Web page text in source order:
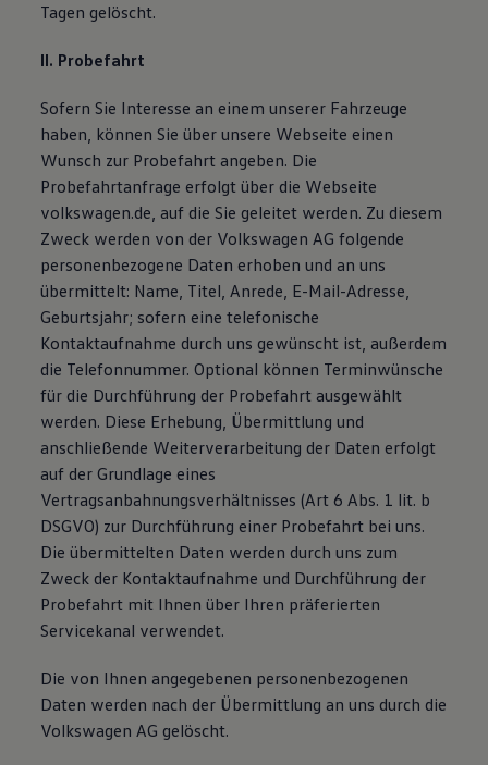
Tagen gelöscht.
II. Probefahrt
Sofern Sie Interesse an einem unserer Fahrzeuge
haben, können Sie über unsere Webseite einen
Wunsch zur Probefahrt angeben. Die
Probefahrtanfrage erfolgt über die Webseite
volkswagen.de, auf die Sie geleitet werden. Zu diesem
Zweck werden von der Volkswagen AG folgende
personenbezogene Daten erhoben und an uns
übermittelt: Name, Titel, Anrede, E-Mail-Adresse,
Geburtsjahr; sofern eine telefonische
Kontaktaufnahme durch uns gewünscht ist, außerdem
die Telefonnummer. Optional können Terminwünsche
für die Durchführung der Probefahrt ausgewählt
werden. Diese Erhebung, Übermittlung und
anschließende Weiterverarbeitung der Daten erfolgt
auf der Grundlage eines
Vertragsanbahnungsverhältnisses (Art 6 Abs. 1 lit. b
DSGVO) zur Durchführung einer Probefahrt bei uns.
Die übermittelten Daten werden durch uns zum
Zweck der Kontaktaufnahme und Durchführung der
Probefahrt mit Ihnen über Ihren präferierten
Servicekanal verwendet.
Die von Ihnen angegebenen personenbezogenen
Daten werden nach der Übermittlung an uns durch die
Volkswagen AG gelöscht.